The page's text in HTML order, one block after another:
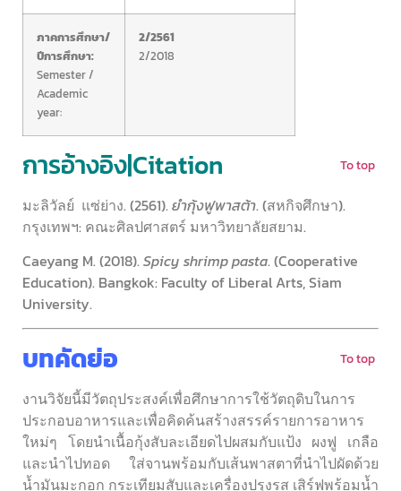
ภาคการศึกษา/
ปีการศึกษา:
Semester /
Academic
year:
2/2561
2/2018
การอ้างอิง|Citation To top
มะลิวัลย์ แซ่ย่าง. (2561). ยำกุ้งฟูพาสต้า. (สหกิจศึกษา).
กรุงเทพฯ: คณะศิลปศาสตร์ มหาวิทยาลัยสยาม.
Caeyang M. (2018). Spicy shrimp pasta. (Cooperative
Education). Bangkok: Faculty of Liberal Arts, Siam
University.
บทคัดย่อ To top
งานวิจัยนี้มีวัตถุประสงค์เพื่อศึกษาการใช้วัตถุดิบในการ
ประกอบอาหารและเพื่อคิดค้นสร้างสรรค์รายการอาหาร
ใหม่ๆ โดยนำเนื้อกุ้งสับละเอียดไปผสมกับแป้ง ผงฟู เกลือ
และนำไปทอด ใส่จานพร้อมกับเส้นพาสตาที่นำไปผัดด้วย
น้ำมันมะกอก กระเทียมสับและเครื่องปรุงรส เสิร์ฟพร้อมน้ำ